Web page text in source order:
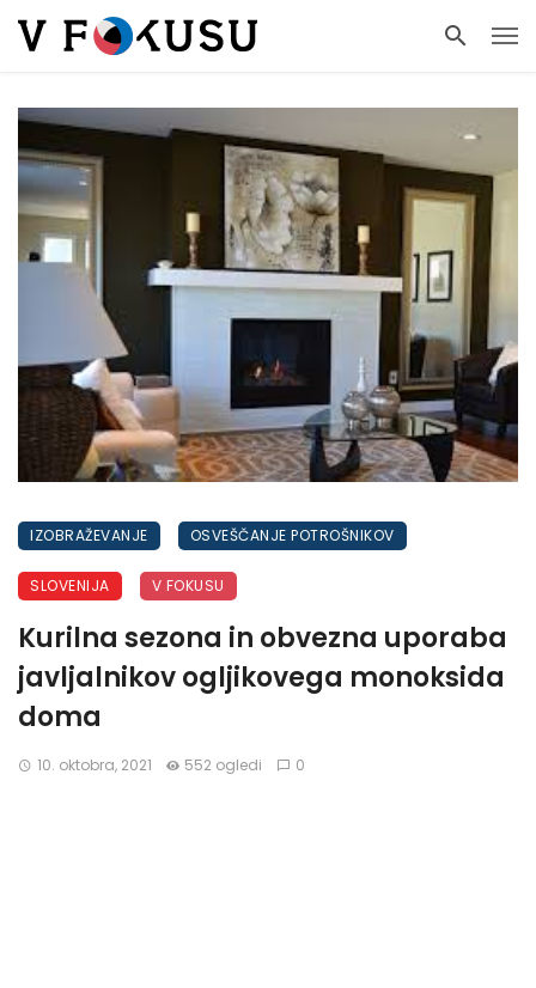
IZOBRAŽEVANJE OSVEŠČANJE POTROŠNIKOV
SLOVENIJA V FOKUSU
Kurilna sezona in obvezna uporaba
javljalnikov ogljikovega monoksida
doma
10. oktobra, 2021 552 ogledi 0